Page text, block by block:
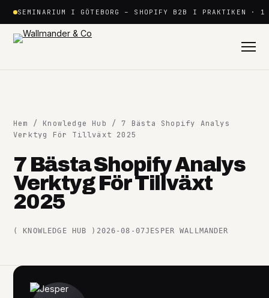
innehåll
SEMINARIUM I GÖTEBORG – SHOPIFY B2B I PRAKTIKEN · 1
Shopify +
Plattformar +
Tjänster
Hem / Knowledge Hub
/ 7 Bästa Shopify Analys
Verktyg För Tillväxt 2025
7 Bästa Shopify Analys
Verktyg För Tillväxt
2025
( KNOWLEDGE HUB ) 2026-08-07JESPER WALLMANDER